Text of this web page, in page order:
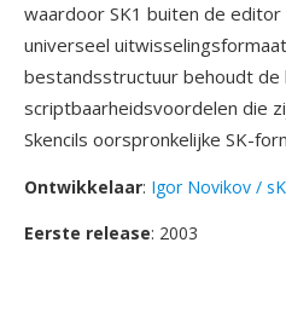
waardoor SK1 buiten de
universeel
bestandsstructuur behoudt de
scriptbaarheidsvoordelen die
Skencils oorspronkelijke SK-
Ontwikkelaar: Igor Novikov /
Eerste release: 2003